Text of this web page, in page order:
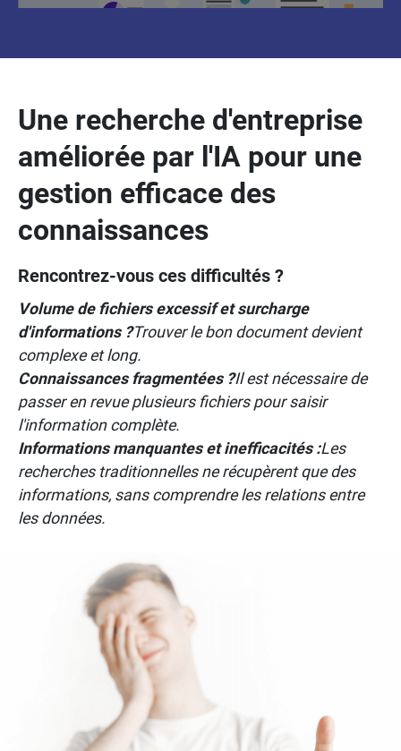
Une recherche d'entreprise
améliorée par l'IA pour une
gestion efficace des
connaissances
Rencontrez-vous ces difficultés ?
Volume de fichiers excessif et surcharge
d'informations ?Trouver le bon document devient
complexe et long.
Connaissances fragmentées ?Il est nécessaire de
passer en revue plusieurs fichiers pour saisir
l'information complète.
Informations manquantes et inefficacités :Les
recherches traditionnelles ne récupèrent que des
informations, sans comprendre les relations entre
les données.